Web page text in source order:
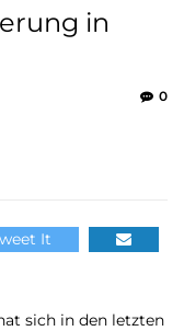
in
0
It
sich in den letzten